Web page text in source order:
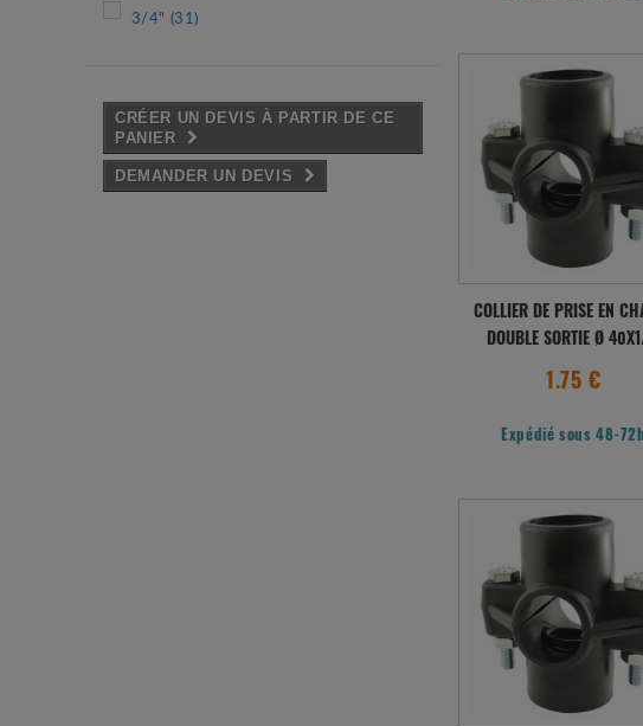
3/4" (31)
CRÉER UN DEVIS À PARTIR DE CE
PANIER
DEMANDER UN DEVIS
COLLIER DE PRISE EN
DOUBLE SORTIE Ø
1.75 €
Expédié sous 48-72h